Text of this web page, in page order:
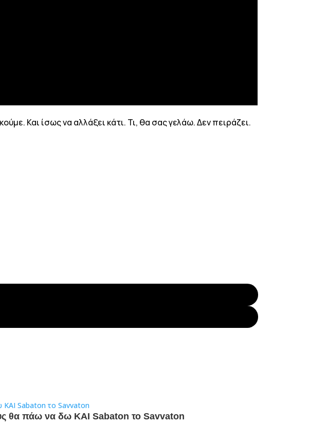
Και ίσως να αλλάξει κάτι. Τι, θα σας γελάω. Δεν πειράζει.
θα πάω να δω ΚΑΙ Sabaton το Savvaton